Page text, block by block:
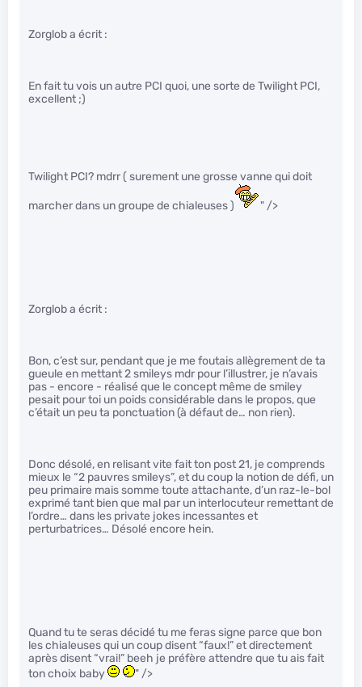
Zorglob a écrit :
En fait tu vois un autre PCI quoi, une sorte de Twilight PCI,
excellent ;)
Twilight PCI? mdrr ( surement une grosse vanne qui doit
marcher dans un groupe de chialeuses ) " />
Zorglob a écrit :
Bon, c’est sur, pendant que je me foutais allègrement de ta
gueule en mettant 2 smileys mdr pour l’illustrer, je n’avais
pas - encore - réalisé que le concept même de smiley
pesait pour toi un poids considérable dans le propos, que
c’était un peu ta ponctuation (à défaut de… non rien).
Donc désolé, en relisant vite fait ton post 21, je comprends
mieux le “2 pauvres smileys”, et du coup la notion de défi, un
peu primaire mais somme toute attachante, d’un raz-le-bol
exprimé tant bien que mal par un interlocuteur remettant de
l’ordre… dans les private jokes incessantes et
perturbatrices… Désolé encore hein.
Quand tu te seras décidé tu me feras signe parce que bon
les chialeuses qui un coup disent “faux!” et directement
après disent “vrai!” beeh je préfère attendre que tu ais fait
ton choix baby
" />